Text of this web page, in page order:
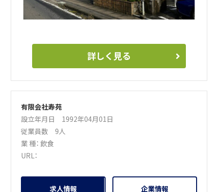
詳しく見る
有限会社寿苑
設立年月日 1992年04月01日
従業員数 9人
業 種：飲食
URL：
求人情報 企業情報